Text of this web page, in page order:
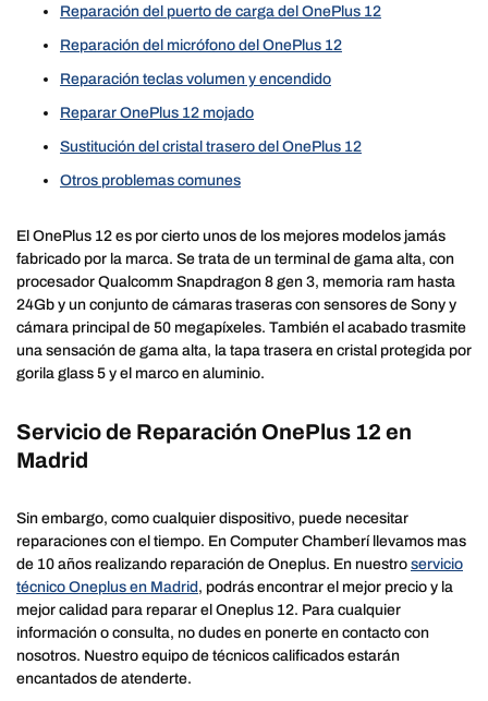
Reparación del puerto de carga del OnePlus 12
Reparación del micrófono del OnePlus 12
Reparación teclas volumen y encendido
Reparar OnePlus 12 mojado
Sustitución del cristal trasero del OnePlus 12
Otros problemas comunes
El OnePlus 12 es por cierto unos de los mejores modelos jamás
fabricado por la marca. Se trata de un terminal de gama alta, con
procesador Qualcomm Snapdragon 8 gen 3, memoria ram hasta
24Gb y un conjunto de cámaras traseras con sensores de Sony y
cámara principal de 50 megapíxeles. También el acabado trasmite
una sensación de gama alta, la tapa trasera en cristal protegida por
gorila glass 5 y el marco en aluminio.
Servicio de Reparación OnePlus 12 en
Madrid
Sin embargo, como cualquier dispositivo, puede necesitar
reparaciones con el tiempo. En Computer Chamberí llevamos mas
de 10 años realizando reparación de Oneplus. En nuestro servicio
técnico Oneplus en Madrid , podrás encontrar el mejor precio y la
mejor calidad para reparar el Oneplus 12. Para cualquier
información o consulta, no dudes en ponerte en contacto con
nosotros. Nuestro equipo de técnicos calificados estarán
encantados de atenderte.